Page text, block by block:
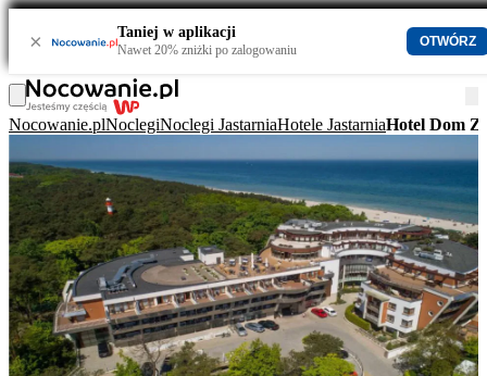
× Taniej w aplikacji
Nawet 20% zniżki po zalogowaniu
OTWÓRZ
Nocowanie.plNoclegiNoclegi JastarniaHotele JastarniaHotel Dom